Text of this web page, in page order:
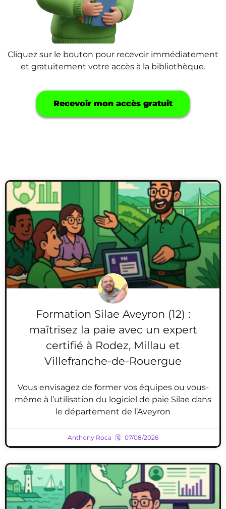
Cliquez sur le bouton pour recevoir immédiatement
et gratuitement votre accès à la bibliothèque.
Recevoir mon accès gratuit
Formation Silae Aveyron (12) :
maîtrisez la paie avec un expert
certifié à Rodez, Millau et
Villefranche-de-Rouergue
Vous envisagez de former vos équipes ou vous-
même à l’utilisation du logiciel de paie Silae dans
le département de l’Aveyron
Anthony Roca 07/08/2026